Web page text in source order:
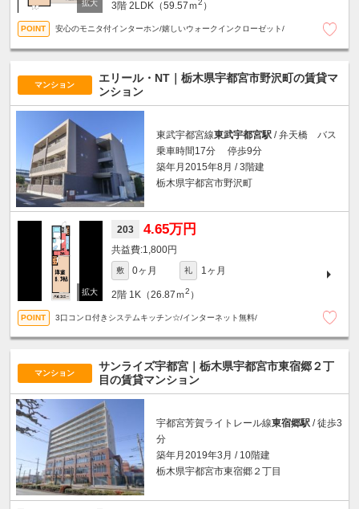
3階 2LDK（59.57ｍ2 ）
安心のモニタ付インターホン/嬉しいウォークインクローゼット/
マンション
エリール・NT｜栃木県宇都宮市野沢町の賃貸マ
ンション
東武宇都宮線東武宇都宮駅 / 弁天橋 バス
乗車時間17分 停歩9分
築年月2015年8月 / 3階建
栃木県宇都宮市野沢町
203 4.65万円
1,800円
敷 0ヶ月 礼 1ヶ月
2階 1K（26.87ｍ2 ）
3口コンロ付きシステムキッチン☆/インターネット無料/
マンション
サンライズ宇都宮｜栃木県宇都宮市東宿郷２丁
目の賃貸マンション
宇都宮芳賀ライトレール線東宿郷駅 / 徒歩3
分
築年月2019年3月 / 10階建
栃木県宇都宮市東宿郷２丁目